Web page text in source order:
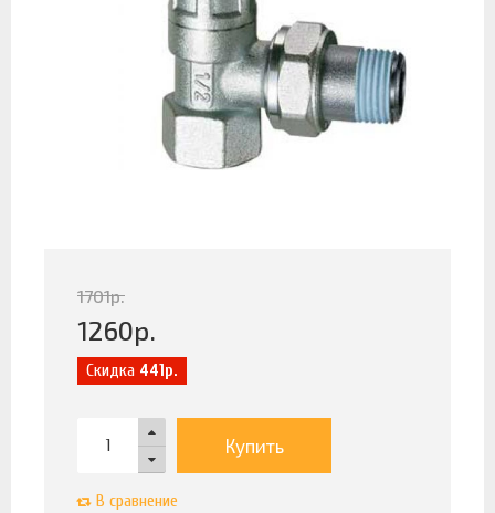
1701р.
1260р.
Скидка 441р.
Купить
В сравнение